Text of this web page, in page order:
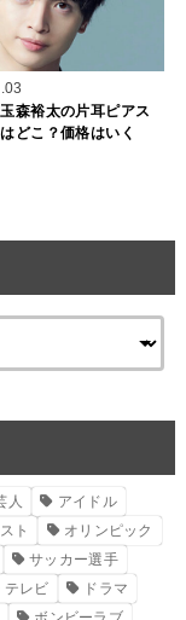
玉森裕太の片耳ピアス
どこ？価格はいく
人
アイドル
ト
オリンピック
サッカー選手
テレビ
ドラマ